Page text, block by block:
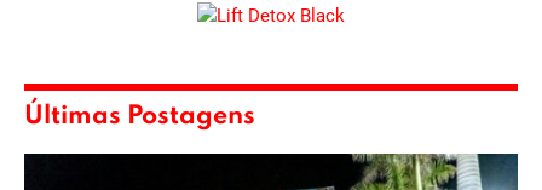
Últimas Postagens